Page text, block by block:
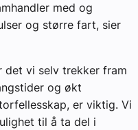
med og
og større fart, sier
det vi selv trekker fram
og økt
er viktig. Vi
til å ta del i